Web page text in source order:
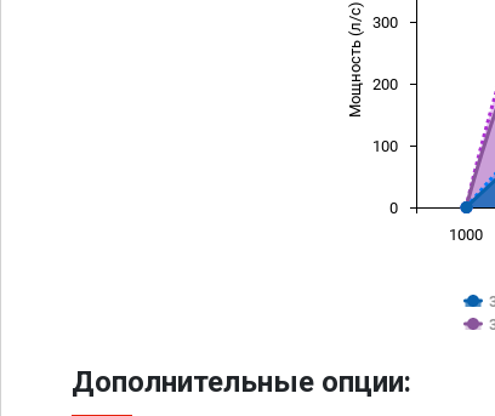
Мощность (л/с)
1000
0
100
200
300
Дополнительные опции: